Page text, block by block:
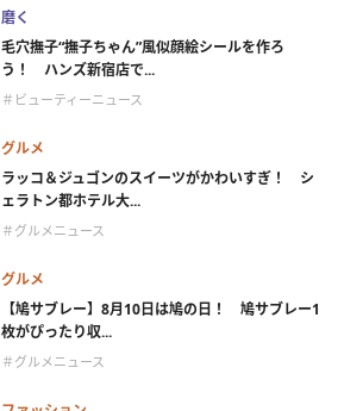
磨く
毛穴撫子“撫子ちゃん”風似顔絵シールを作ろ
う！ ハンズ新宿店で...
＃ビューティーニュース
グルメ
ラッコ＆ジュゴンのスイーツがかわいすぎ！ シ
ェラトン都ホテル大...
＃グルメニュース
グルメ
【鳩サブレー】8月10日は鳩の日！ 鳩サブレー1
枚がぴったり収...
＃グルメニュース